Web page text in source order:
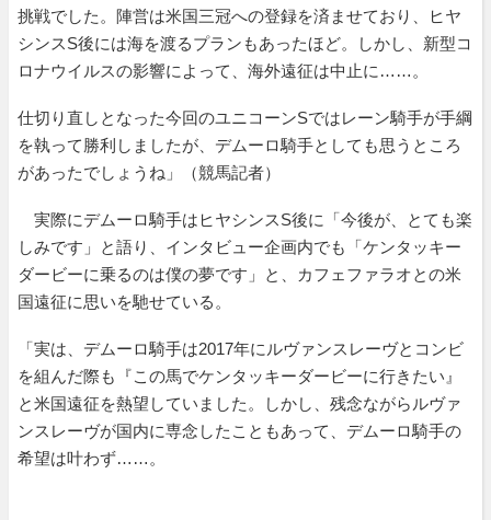
挑戦でした。陣営は米国三冠への登録を済ませており、ヒヤ
シンスS後には海を渡るプランもあったほど。しかし、新型コ
ロナウイルスの影響によって、海外遠征は中止に……。
仕切り直しとなった今回のユニコーンSではレーン騎手が手綱
を執って勝利しましたが、デムーロ騎手としても思うところ
があったでしょうね」（競馬記者）
実際にデムーロ騎手はヒヤシンスS後に「今後が、とても楽
しみです」と語り、インタビュー企画内でも「ケンタッキー
ダービーに乗るのは僕の夢です」と、カフェファラオとの米
国遠征に思いを馳せている。
「実は、デムーロ騎手は2017年にルヴァンスレーヴとコンビ
を組んだ際も『この馬でケンタッキーダービーに行きたい』
と米国遠征を熱望していました。しかし、残念ながらルヴァ
ンスレーヴが国内に専念したこともあって、デムーロ騎手の
希望は叶わず……。